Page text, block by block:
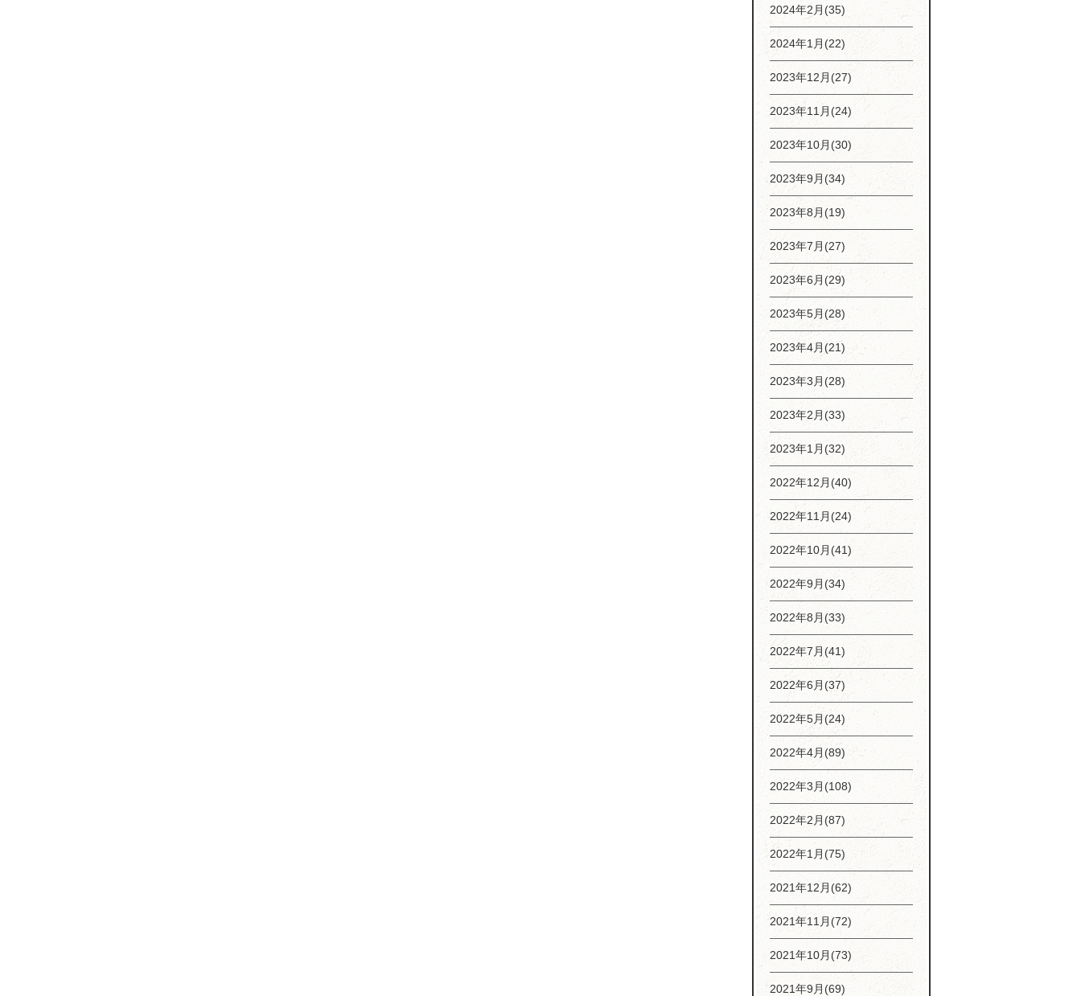
2024年2月(35)
2024年1月(22)
2023年12月(27)
2023年11月(24)
2023年10月(30)
2023年9月(34)
2023年8月(19)
2023年7月(27)
2023年6月(29)
2023年5月(28)
2023年4月(21)
2023年3月(28)
2023年2月(33)
2023年1月(32)
2022年12月(40)
2022年11月(24)
2022年10月(41)
2022年9月(34)
2022年8月(33)
2022年7月(41)
2022年6月(37)
2022年5月(24)
2022年4月(89)
2022年3月(108)
2022年2月(87)
2022年1月(75)
2021年12月(62)
2021年11月(72)
2021年10月(73)
2021年9月(69)